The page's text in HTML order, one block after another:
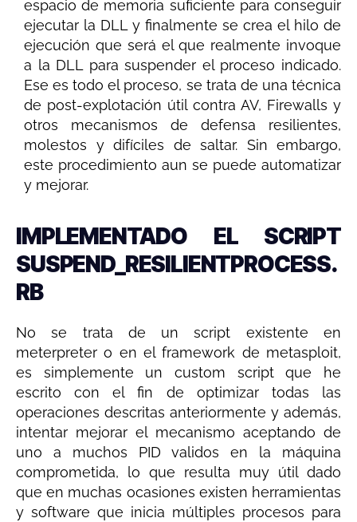
espacio de memoria suficiente para conseguir
ejecutar la DLL y finalmente se crea el hilo de
ejecución que será el que realmente invoque
a la DLL para suspender el proceso indicado.
Ese es todo el proceso, se trata de una técnica
de post-explotación útil contra AV, Firewalls y
otros mecanismos de defensa resilientes,
molestos y difíciles de saltar. Sin embargo,
este procedimiento aun se puede automatizar
y mejorar.
IMPLEMENTADO EL SCRIPT
SUSPEND_RESILIENTPROCESS.
RB
No se trata de un script existente en
meterpreter o en el framework de metasploit,
es simplemente un custom script que he
escrito con el fin de optimizar todas las
operaciones descritas anteriormente y además,
intentar mejorar el mecanismo aceptando de
uno a muchos PID validos en la máquina
comprometida, lo que resulta muy útil dado
que en muchas ocasiones existen herramientas
y software que inicia múltiples procesos para